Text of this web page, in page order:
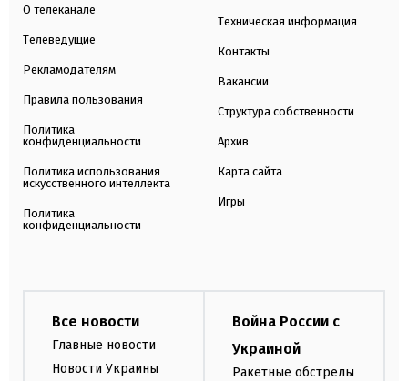
О телеканале
Телеведущие
Рекламодателям
Правила пользования
Политика
конфиденциальности
Политика использования
искусственного интеллекта
Политика
конфиденциальности
Техническая информация
Контакты
Вакансии
Структура собственности
Архив
Карта сайта
Игры
Все новости
Главные новости
Новости Украины
Война России с
Украиной
Ракетные обстрелы